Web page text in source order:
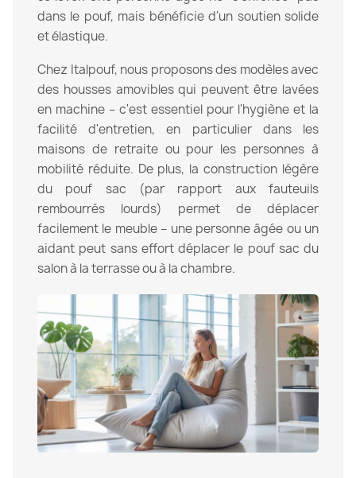
dans le pouf, mais bénéficie d'un soutien solide
et élastique.
Chez Italpouf, nous proposons des modèles avec
des housses amovibles qui peuvent être lavées
en machine – c'est essentiel pour l'hygiène et la
facilité d'entretien, en particulier dans les
maisons de retraite ou pour les personnes à
mobilité réduite. De plus, la construction légère
du pouf sac (par rapport aux fauteuils
rembourrés lourds) permet de déplacer
facilement le meuble – une personne âgée ou un
aidant peut sans effort déplacer le pouf sac du
salon à la terrasse ou à la chambre.